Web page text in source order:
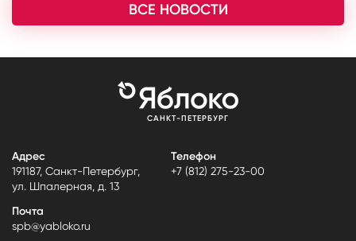
ВСЕ НОВОСТИ
САНКТ-ПЕТЕРБУРГ
Адрес
191187, Санкт-Петербург,
ул. Шпалерная, д. 13
Телефон
+7 (812) 275-23-00
Почта
spb@yabloko.ru